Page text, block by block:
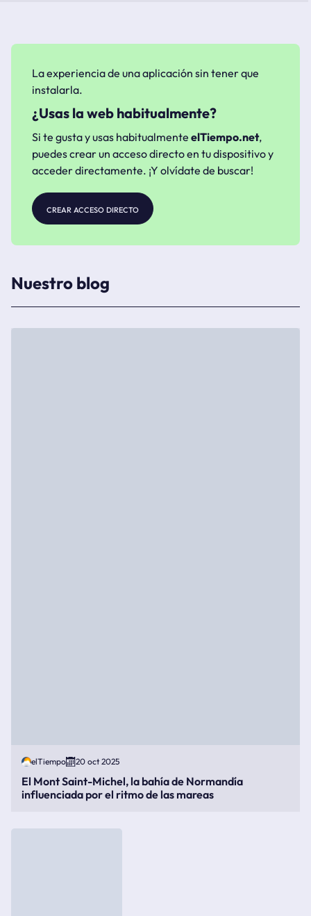
La experiencia de una aplicación sin tener que
instalarla.
¿Usas la web habitualmente?
Si te gusta y usas habitualmente elTiempo.net,
puedes crear un acceso directo en tu dispositivo y
acceder directamente. ¡Y olvídate de buscar!
crear acceso directo
Nuestro blog
elTiempo 20 oct 2025
El Mont Saint-Michel, la bahía de Normandía
influenciada por el ritmo de las mareas